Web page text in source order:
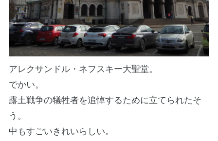
アレクサンドル・ネフスキー大聖堂。
でかい。
露土戦争の犠牲者を追悼するために立てられたそ
う。
中もすごいきれいらしい。